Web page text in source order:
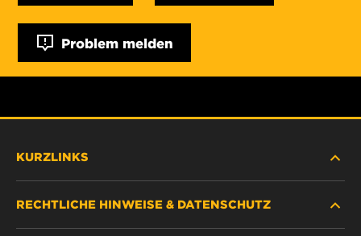
Problem melden
KURZLINKS
RECHTLICHE HINWEISE & DATENSCHUTZ